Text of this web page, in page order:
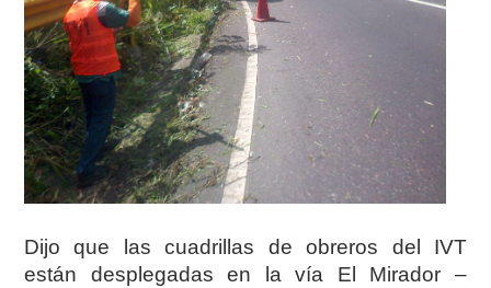
Dijo que las cuadrillas de obreros del IVT
están desplegadas en la vía El Mirador –